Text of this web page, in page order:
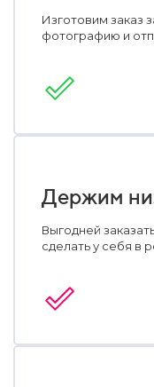
Изготовим заказ
фотографию и
Держим
Выгодней
сделать у себя в